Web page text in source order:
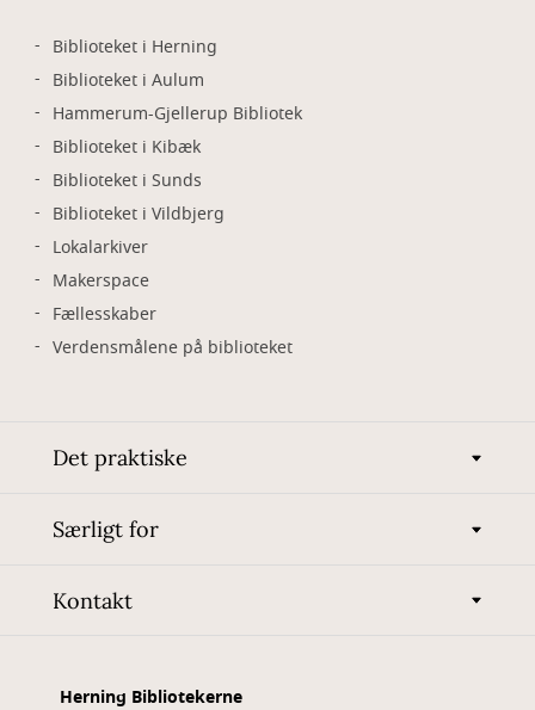
Biblioteket i Herning
Biblioteket i Aulum
Hammerum-Gjellerup Bibliotek
Biblioteket i Kibæk
Biblioteket i Sunds
Biblioteket i Vildbjerg
Lokalarkiver
Makerspace
Fællesskaber
Verdensmålene på biblioteket
Det praktiske
Særligt for
Kontakt
Herning Bibliotekerne